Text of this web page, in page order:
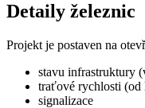
Detaily železnic
Projekt je postaven na
stavu infrastruktury
traťové rychlosti (od
signalizace